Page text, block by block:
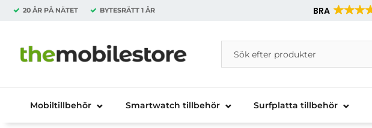
20 ÅR PÅ NÄTET BYTESRÄTT 1 ÅR BRA
Startsidan för Danira Telecom AB
Sök
Sök på Danira Telecom AB
Mobiltillbehör Smartwatch tillbehör Surfplatta tillbehör